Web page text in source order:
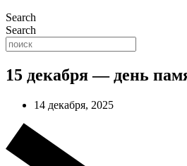
Search
Search
15 декабря — день
14 декабря, 2025